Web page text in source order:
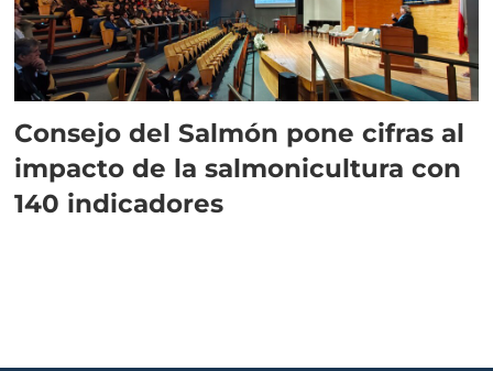
Consejo del Salmón pone cifras al
impacto de la salmonicultura con
140 indicadores